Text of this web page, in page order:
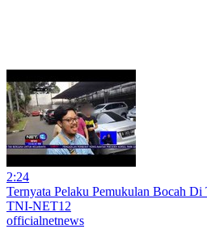
2:24
Ternyata Pelaku Pemukulan Bocah
TNI-NET12
officialnetnews